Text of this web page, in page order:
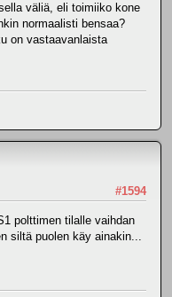
väliä, eli toimiiko kone
normaalisti bensaa?
on vastaavanlaista
#1594
polttimen tilalle vaihdan
siltä puolen käy ainakin...